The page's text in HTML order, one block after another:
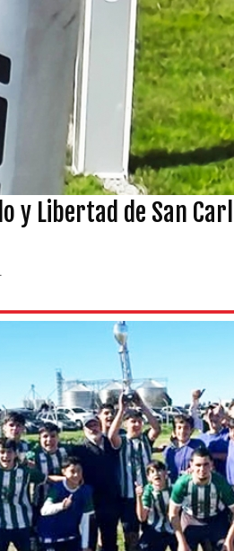
y Libertad de San